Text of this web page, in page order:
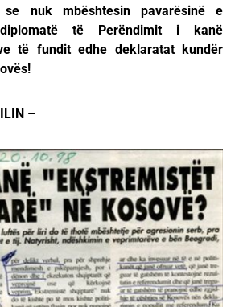
se nuk mbështesin pavarësinë e
të Perëndimit i kanë
të fundit edhe deklaratat kundër
–